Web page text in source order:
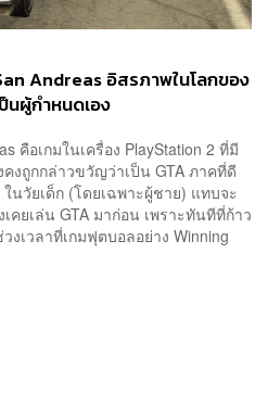
Andreas อิสรภาพในโลกของ
นผู้กำหนดเอง
คือเกมในเครื่อง PlayStation 2 ที่มี
งถูกกล่าวขวัญว่าเป็น GTA ภาคที่ดี
วัยเด็ก (โดยเฉพาะผู้ชาย) แทบจะ
คยเล่น GTA มาก่อน เพราะทันทีที่ก้าว
งเวลาที่เกมฟุตบอลอย่าง Winning